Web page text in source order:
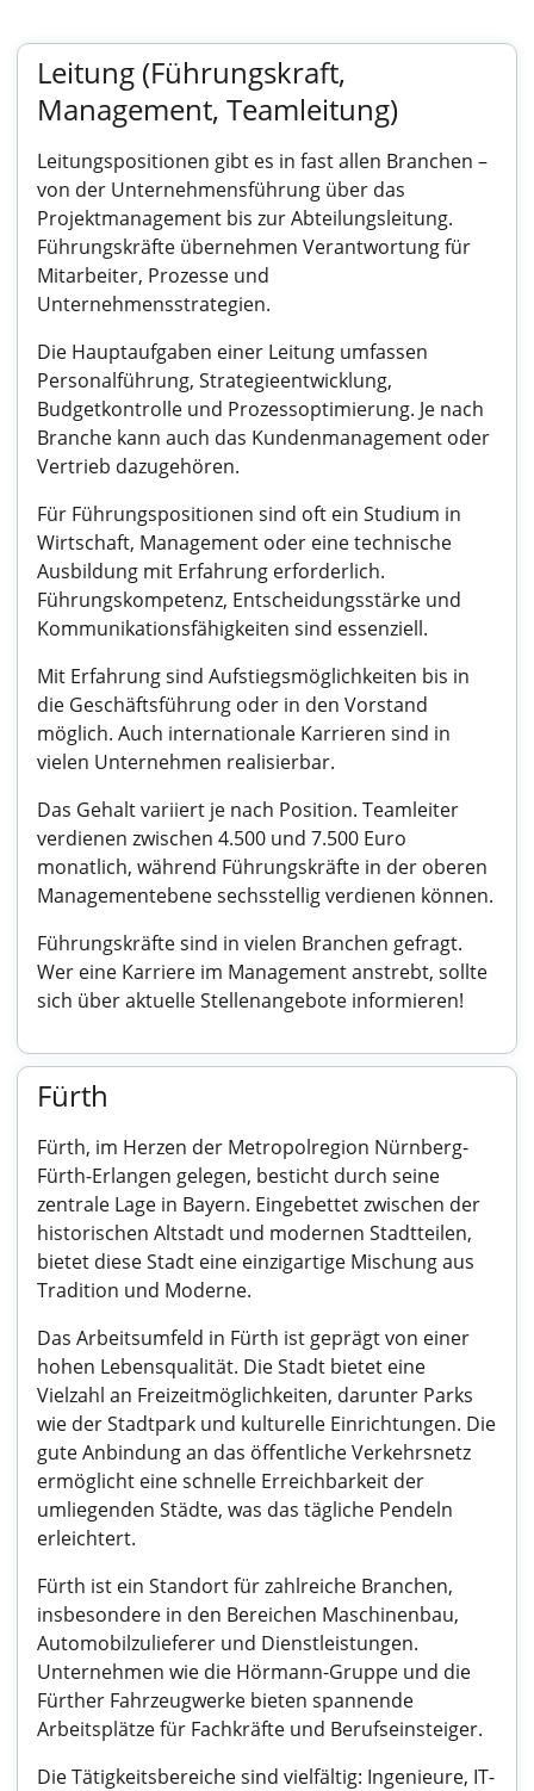
Leitung (Führungskraft,
Management, Teamleitung)
Leitungspositionen gibt es in fast allen Branchen –
von der Unternehmensführung über das
Projektmanagement bis zur Abteilungsleitung.
Führungskräfte übernehmen Verantwortung für
Mitarbeiter, Prozesse und
Unternehmensstrategien.
Die Hauptaufgaben einer Leitung umfassen
Personalführung, Strategieentwicklung,
Budgetkontrolle und Prozessoptimierung. Je nach
Branche kann auch das Kundenmanagement oder
Vertrieb dazugehören.
Für Führungspositionen sind oft ein Studium in
Wirtschaft, Management oder eine technische
Ausbildung mit Erfahrung erforderlich.
Führungskompetenz, Entscheidungsstärke und
Kommunikationsfähigkeiten sind essenziell.
Mit Erfahrung sind Aufstiegsmöglichkeiten bis in
die Geschäftsführung oder in den Vorstand
möglich. Auch internationale Karrieren sind in
vielen Unternehmen realisierbar.
Das Gehalt variiert je nach Position. Teamleiter
verdienen zwischen 4.500 und 7.500 Euro
monatlich, während Führungskräfte in der oberen
Managementebene sechsstellig verdienen können.
Führungskräfte sind in vielen Branchen gefragt.
Wer eine Karriere im Management anstrebt, sollte
sich über aktuelle Stellenangebote informieren!
Fürth
Fürth, im Herzen der Metropolregion Nürnberg-
Fürth-Erlangen gelegen, besticht durch seine
zentrale Lage in Bayern. Eingebettet zwischen der
historischen Altstadt und modernen Stadtteilen,
bietet diese Stadt eine einzigartige Mischung aus
Tradition und Moderne.
Das Arbeitsumfeld in Fürth ist geprägt von einer
hohen Lebensqualität. Die Stadt bietet eine
Vielzahl an Freizeitmöglichkeiten, darunter Parks
wie der Stadtpark und kulturelle Einrichtungen. Die
gute Anbindung an das öffentliche Verkehrsnetz
ermöglicht eine schnelle Erreichbarkeit der
umliegenden Städte, was das tägliche Pendeln
erleichtert.
Fürth ist ein Standort für zahlreiche Branchen,
insbesondere in den Bereichen Maschinenbau,
Automobilzulieferer und Dienstleistungen.
Unternehmen wie die Hörmann-Gruppe und die
Fürther Fahrzeugwerke bieten spannende
Arbeitsplätze für Fachkräfte und Berufseinsteiger.
Die Tätigkeitsbereiche sind vielfältig: Ingenieure, IT-